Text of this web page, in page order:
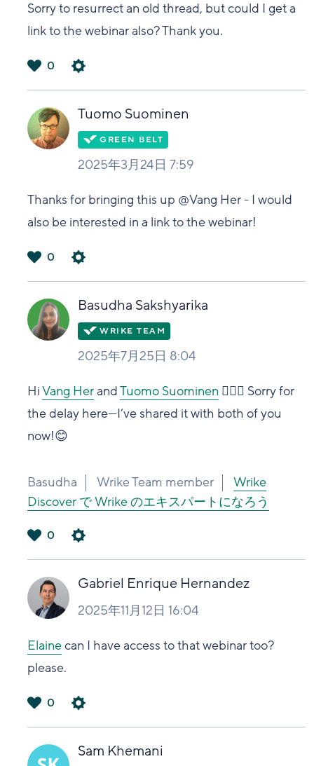
Sorry to resurrect an old thread, but could I get a
link to the webinar also? Thank you.
い
0
Tuomo Suominen
2025年3月24日 7:59
Thanks for bringing this up @Vang Her - I would
also be interested in a link to the webinar!
い
0
Basudha Sakshyarika
2025年7月25日 8:04
HiVang HerandTuomo Suominen 🙋🏻‍♀️ Sorry for
the delay here—I’ve shared it with both of you
now!😊
Basudha Wrike Team member
Wrike
Discover で Wrike のエキスパートになろう
い
0
Gabriel Enrique Hernandez
2025年11月12日 16:04
Elainecan I have access to that webinar too?
please.
い
0
Sam Khemani